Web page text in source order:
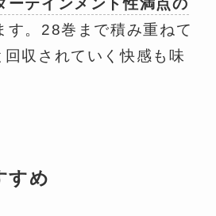
ーテインメント性満点の
す。28巻まで積み重ねて
回収されていく快感も味
すめ